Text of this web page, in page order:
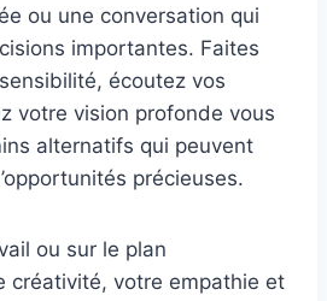
ou une conversation qui
importantes. Faites
écoutez vos
votre vision profonde vous
alternatifs qui peuvent
précieuses.
ou sur le plan
créativité, votre empathie et